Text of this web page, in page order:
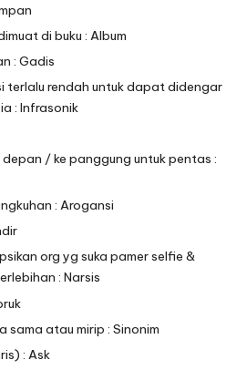
di buku : Album
: Gadis
terlalu rendah untuk dapat didengar
: Infrasonik
depan / ke panggung untuk pentas :
: Arogansi
org yg suka pamer selfie &
: Narsis
sama atau mirip : Sinonim
: Ask